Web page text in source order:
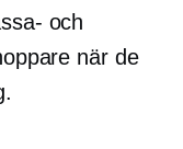
och
när de